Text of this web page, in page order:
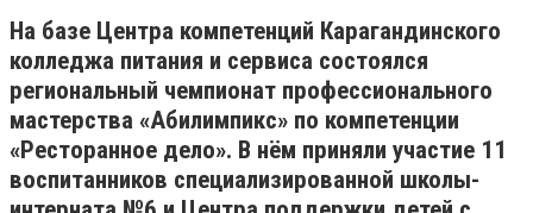
На базе Центра компетенций Карагандинского
колледжа питания и сервиса состоялся
региональный чемпионат профессионального
мастерства «Абилимпикс» по компетенции
«Ресторанное дело». В нём приняли участие 11
воспитанников специализированной школы-